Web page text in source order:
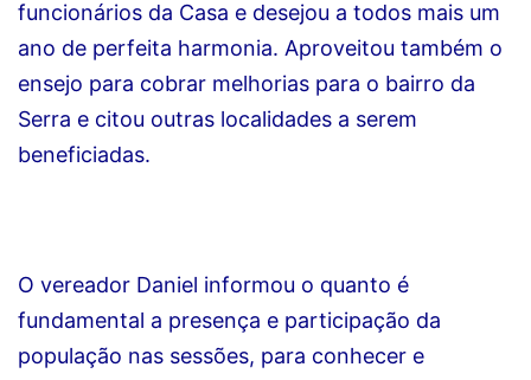
funcionários da Casa e desejou a todos mais um
ano de perfeita harmonia. Aproveitou também o
ensejo para cobrar melhorias para o bairro da
Serra e citou outras localidades a serem
beneficiadas.
O vereador Daniel informou o quanto é
fundamental a presença e participação da
população nas sessões, para conhecer e